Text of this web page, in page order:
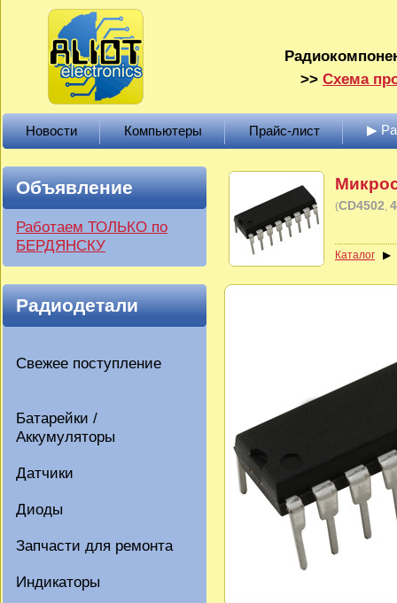
>> Схема
Новости Компьютеры Прайс-лист ▶
Объявление
Работаем ТОЛЬКО по
БЕРДЯНСКУ
Радиодетали
Свежее поступление
Батарейки /
Аккумуляторы
Датчики
Диоды
Запчасти для ремонта
Индикаторы
(CD4502
Каталог